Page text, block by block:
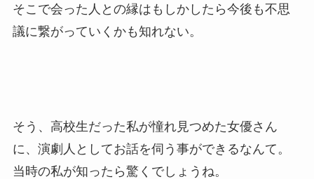
そこで会った人との縁はもしかしたら今後も不思
議に繋がっていくかも知れない。
そう、高校生だった私が憧れ見つめた女優さん
に、演劇人としてお話を伺う事ができるなんて。
当時の私が知ったら驚くでしょうね。